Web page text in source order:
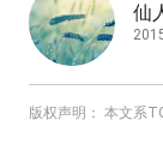
仙
版权声明： 本文系